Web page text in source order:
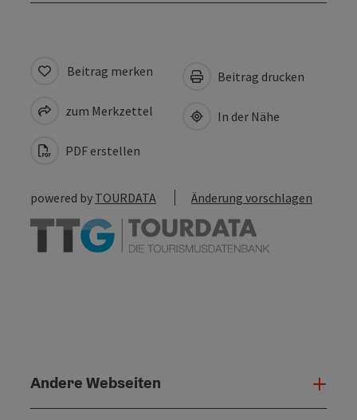
Beitrag merken
zum Merkzettel
PDF erstellen
Beitrag drucken
In der Nähe
powered by TOURDATA Änderung vorschlagen
Andere Webseiten